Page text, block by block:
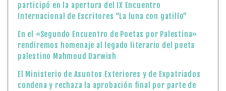
participó en la apertura del IX Encuentro
Internacional de Escritores “La luna con gatillo”
En el «Segundo Encuentro de Poetas por Palestina»
rendiremos homenaje al legado literario del poeta
palestino Mahmoud Darwish
El Ministerio de Asuntos Exteriores y de Expatriados
condena y rechaza la aprobación final por parte de